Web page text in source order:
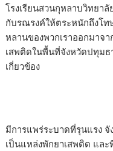
โรงเรียนสวนกุหลาบวิทยา
กับรณรงค์ให้ตระหนักถึงโท
หลานของพวกเราออกมาจ
เสพติดในพื้นที่จังหวัดปทุม
เกี่ยวข้อง
มีการแพร่ระบาดที่รุนแรง
เป็นแหล่งพักยาเสพติด แล